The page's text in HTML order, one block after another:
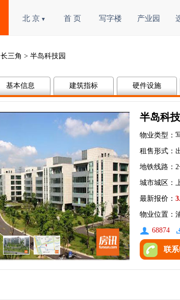
北 京 ▼ 首 页 写字楼 产业园
长三角 > 半岛科技园
基本信息 建筑指标 硬件设施
半岛科
物业类型：
租售形式：
地铁线路：
城市城区：
最新报价：
物业位置：
68874
联